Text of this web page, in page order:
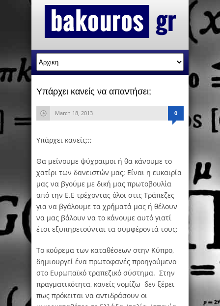
Υπάρχει κανείς να απαντήσει;
March 18, 2013 0
Υπάρχει κανείς;;;
Θα μείνουμε ψύχραιμοι ή θα κάνουμε το
χατίρι των δανειστών μας; Είναι η ευκαιρία
μας να βγούμε με δική μας πρωτοβουλία
από την Ε.Ε τρέχοντας όλοι στις Τράπεζες
για να βγάλουμε τα χρήματά μας ή θέλουν
να μας βάλουν να το κάνουμε αυτό γιατί
έτσι εξυπηρετούνται τα συμφέροντά τους;
Το κούρεμα των καταθέσεων στην Κύπρο,
δημιουργεί ένα πρωτοφανές προηγούμενο
στο Ευρωπαϊκό τραπεζικό σύστημα. Στην
πραγματικότητα, κανείς νομίζω δεν ξέρει
πως πρόκειται να αντιδράσουν οι